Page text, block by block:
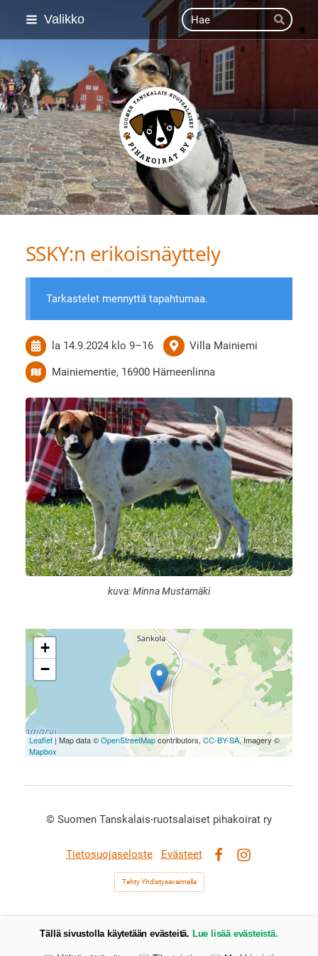
Siirry
Valikko Haku
Hae
Suomen Tanskalais-
SSKY:n erikoisnäyttely
Tarkastelet mennyttä tapahtumaa.
la 14.9.2024 klo 9–16 Villa Mainiemi
Mainiementie, 16900 Hämeenlinna
kuva: Minna Mustamäki
+
−
Leaflet| Map data ©OpenStreetMapcontributors, CC-BY-SA, Imagery ©
Mapbox
© Suomen Tanskalais-ruotsalaiset pihakoirat ry
Tietosuojaseloste
Evästeet
Tehty Yhdistysavaimella
Tällä sivustolla käytetään evästeitä. Lue lisää evästeistä.